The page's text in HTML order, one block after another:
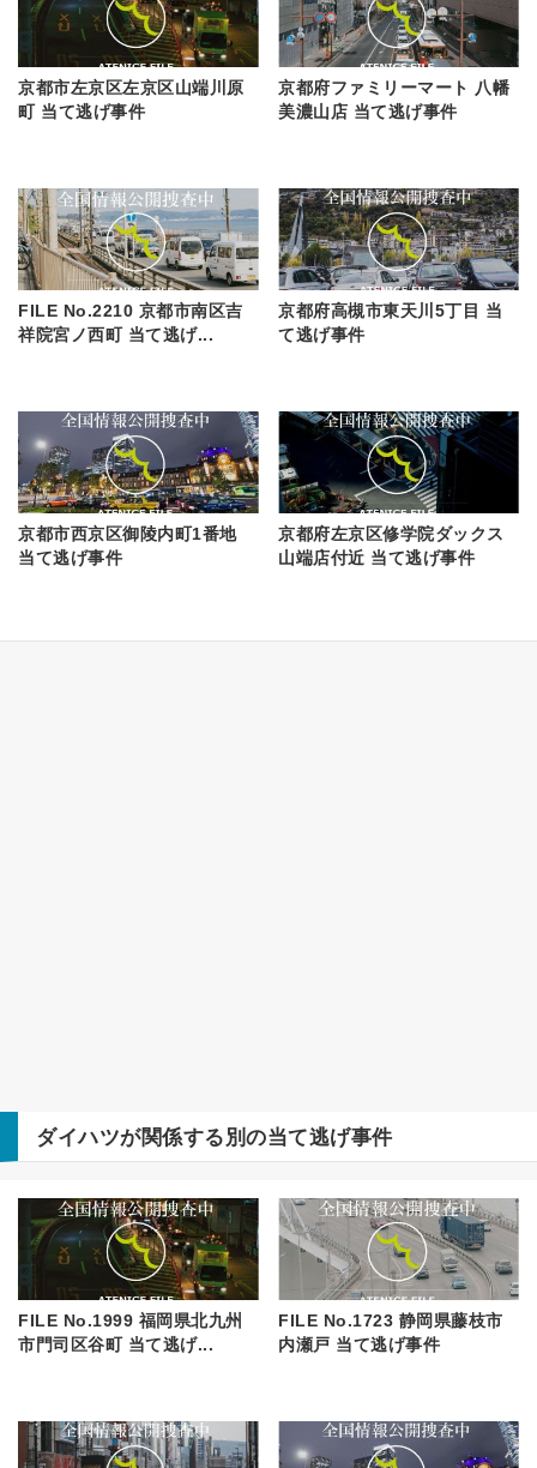
京都市左京区左京区山端川原
町 当て逃げ事件
京都府ファミリーマート 八幡
美濃山店 当て逃げ事件
FILE No.2210 京都市南区吉
祥院宮ノ西町 当て逃げ...
京都府高槻市東天川5丁目 当
て逃げ事件
京都市西京区御陵内町1番地
当て逃げ事件
京都府左京区修学院ダックス
山端店付近 当て逃げ事件
ダイハツが関係する別の当て逃げ事件
FILE No.1999 福岡県北九州
市門司区谷町 当て逃げ...
FILE No.1723 静岡県藤枝市
内瀬戸 当て逃げ事件